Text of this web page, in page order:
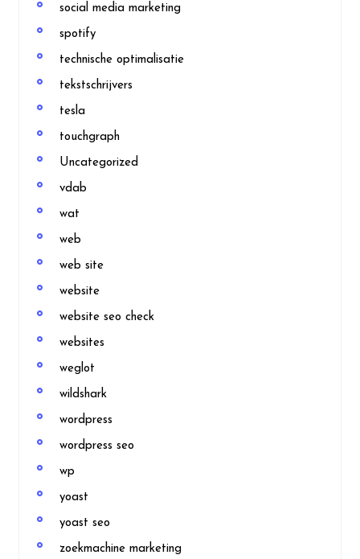
social media marketing
spotify
technische optimalisatie
tekstschrijvers
tesla
touchgraph
Uncategorized
vdab
wat
web
web site
website
website seo check
websites
weglot
wildshark
wordpress
wordpress seo
wp
yoast
yoast seo
zoekmachine marketing